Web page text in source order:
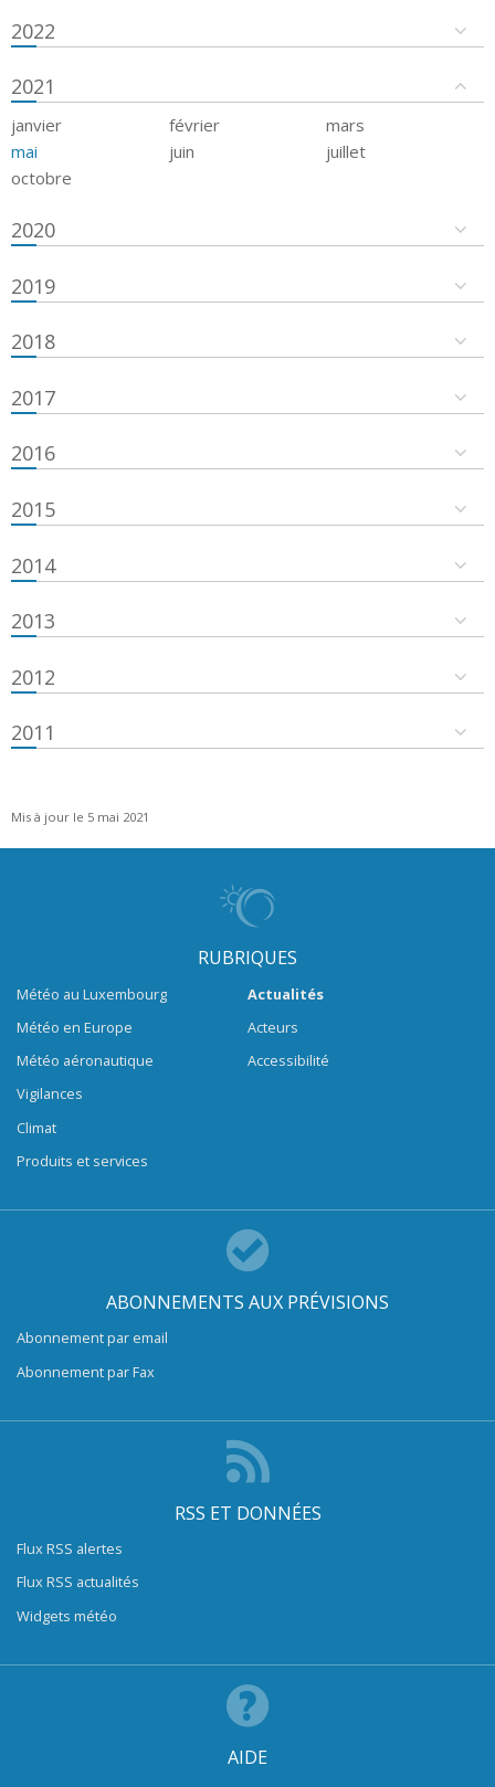
2022
2021
janvier février
mars
mai
juin
juillet
octobre
2020
2019
2018
2017
2016
2015
2014
2013
2012
2011
Mis à jour le 5 mai 2021
RUBRIQUES
Météo au Luxembourg
Météo en Europe
Météo aéronautique
Vigilances
Climat
Produits et services
Actualités
Acteurs
Accessibilité
ABONNEMENTS AUX PRÉVISIONS
Abonnement par email
Abonnement par Fax
RSS ET DONNÉES
Flux RSS alertes
Flux RSS actualités
Widgets météo
AIDE